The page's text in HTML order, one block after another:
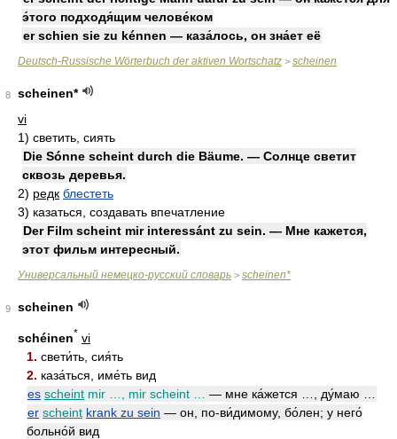
э́того подходя́щим челове́ком
er schien sie zu kénnen — каза́лось, он зна́ет её
Deutsch-Russische Wörterbuch der aktiven Wortschatz > scheinen
8
scheinen*
vi
1) светить, сиять
Die Sónne scheint durch die Bäume. — Солнце светит
сквозь деревья.
2) редк блестеть
3) казаться, создавать впечатление
Der Film scheint mir interessánt zu sein. — Мне кажется,
этот фильм интересный.
Универсальный немецко-русский словарь > scheinen*
9 scheinen
schéinen* vi
1. свети́ть, сия́ть
2. каза́ться, име́ть вид
es scheint mir …, mir scheint …
— мне ка́жется …, ду́маю …
er scheint krank zu sein — он, по-ви́димому, бо́лен; у него́
больно́й вид